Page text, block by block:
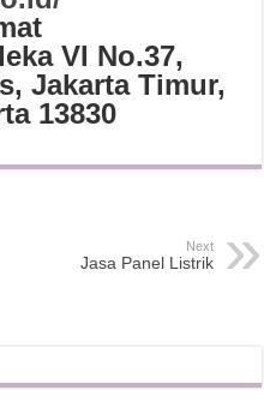
VI No.37,
Jakarta Timur,
13830
Next
Jasa Panel Listrik